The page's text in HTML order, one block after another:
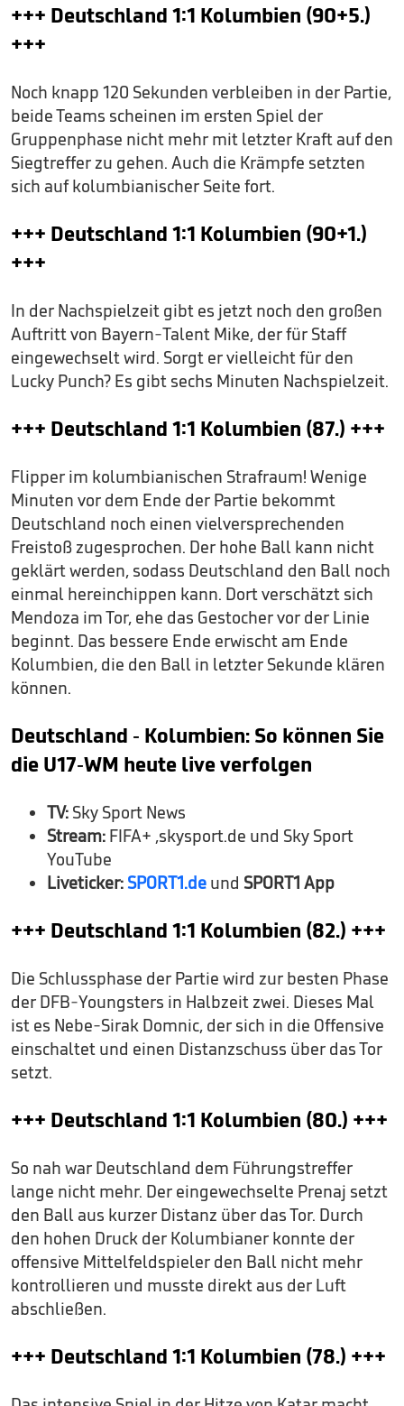
+++ Deutschland 1:1 Kolumbien (90+5.)
+++
Noch knapp 120 Sekunden verbleiben in der Partie,
beide Teams scheinen im ersten Spiel der
Gruppenphase nicht mehr mit letzter Kraft auf den
Siegtreffer zu gehen. Auch die Krämpfe setzten
sich auf kolumbianischer Seite fort.
+++ Deutschland 1:1 Kolumbien (90+1.)
+++
In der Nachspielzeit gibt es jetzt noch den großen
Auftritt von Bayern-Talent Mike, der für Staff
eingewechselt wird. Sorgt er vielleicht für den
Lucky Punch? Es gibt sechs Minuten Nachspielzeit.
+++ Deutschland 1:1 Kolumbien (87.) +++
Flipper im kolumbianischen Strafraum! Wenige
Minuten vor dem Ende der Partie bekommt
Deutschland noch einen vielversprechenden
Freistoß zugesprochen. Der hohe Ball kann nicht
geklärt werden, sodass Deutschland den Ball noch
einmal hereinchippen kann. Dort verschätzt sich
Mendoza im Tor, ehe das Gestocher vor der Linie
beginnt. Das bessere Ende erwischt am Ende
Kolumbien, die den Ball in letzter Sekunde klären
können.
Deutschland - Kolumbien: So können Sie
die U17-WM heute live verfolgen
TV: Sky Sport News
Stream: FIFA+ ,skysport.de und Sky Sport
YouTube
Liveticker:SPORT1.de und SPORT1 App
+++ Deutschland 1:1 Kolumbien (82.) +++
Die Schlussphase der Partie wird zur besten Phase
der DFB-Youngsters in Halbzeit zwei. Dieses Mal
ist es Nebe-Sirak Domnic, der sich in die Offensive
einschaltet und einen Distanzschuss über das Tor
setzt.
+++ Deutschland 1:1 Kolumbien (80.) +++
So nah war Deutschland dem Führungstreffer
lange nicht mehr. Der eingewechselte Prenaj setzt
den Ball aus kurzer Distanz über das Tor. Durch
den hohen Druck der Kolumbianer konnte der
offensive Mittelfeldspieler den Ball nicht mehr
kontrollieren und musste direkt aus der Luft
abschließen.
+++ Deutschland 1:1 Kolumbien (78.) +++